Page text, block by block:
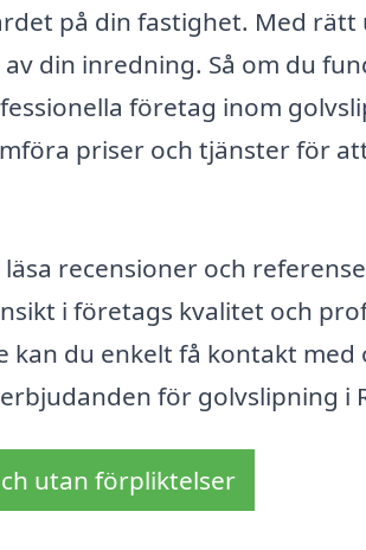
på din fastighet. Med
din inredning. Så om du
företag inom
priser och tjänster för
recensioner och
i företags kvalitet och
kan du enkelt få kontakt
för golvslipning i
utan förpliktelser